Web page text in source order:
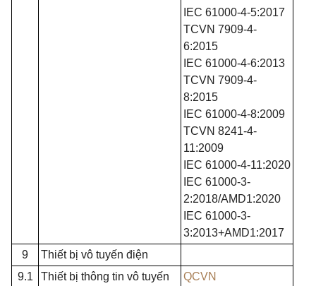
IEC 61000-4-5:2017
TCVN 7909-4-
6:2015
IEC 61000-4-6:2013
TCVN 7909-4-
8:2015
IEC 61000-4-8:2009
TCVN 8241-4-
11:2009
IEC 61000-4-11:2020
IEC 61000-3-
2:2018/AMD1:2020
IEC 61000-3-
3:2013+AMD1:2017
9
Thiết bị vô tuyến điện
9.1
Thiết bị thông tin vô tuyến
QCVN